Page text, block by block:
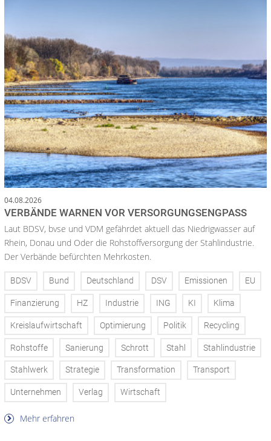
04.08.2026
VERBÄNDE WARNEN VOR VERSORGUNGSENGPASS
Laut BDSV, bvse und VDM gefährdet aktuell das Niedrigwasser auf
Rhein, Donau und Oder die Rohstoffversorgung der Stahlindustrie.
Der Verbände befürchten Mehrkosten.
BDSV Bund Deutschland DSV Emissionen EU
Finanzierung HZ Industrie ING KI Klima
Kreislaufwirtschaft Optimierung Politik Recycling
Rohstoffe Sanierung Schrott Stahl Stahlindustrie
Stahlwerk Strategie Transformation Transport
Unternehmen Verlag Wirtschaft
Mehr erfahren